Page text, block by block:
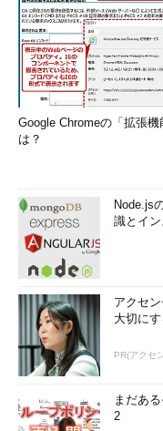
Google Chromeの「拡張機
は？
Node.js
識とイ
アクセ
大切に
PR(アクセ
まだあ
2